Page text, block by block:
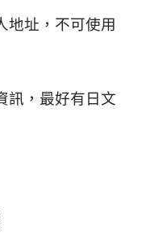
地址，不可使用
訊，最好有日文